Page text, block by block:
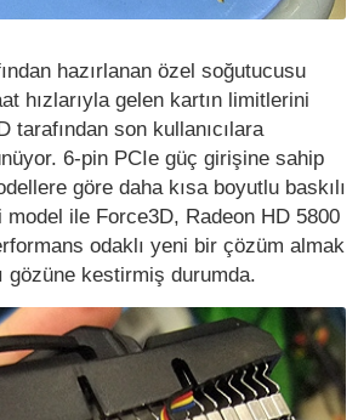
hazırlanan özel soğutucusu
hızlarıyla gelen kartın limitlerini
tarafından son kullanıcılara
6-pin PCIe güç girişine sahip
göre daha kısa boyutlu baskılı
ile Force3D, Radeon HD 5800
odaklı yeni bir çözüm almak
gözüne kestirmiş durumda.